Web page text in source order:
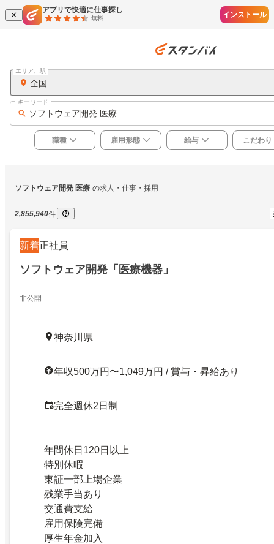
アプリで快適に仕事探し
無料 インストール
全国
エリア、駅
ソフトウェア開発 医療
キーワード
職種 雇用形態 給与 こだわり
ソフトウェア開発 医療 の求人・仕事・採用
2,855,940件
新着正社員
ソフトウェア開発「医療機器」
非公開
神奈川県
年収500万円〜1,049万円 / 賞与・昇給あり
完全週休2日制
年間休日120日以上
特別休暇
東証一部上場企業
残業手当あり
交通費支給
雇用保険完備
厚生年金加入